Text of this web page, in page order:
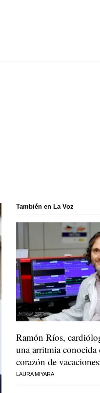
También en La Voz
Ramón Ríos,
una arritmia
corazón de
LAURA MIYARA